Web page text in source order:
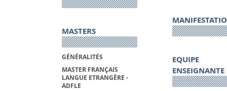
MASTERS
GÉNÉRALITÉS
MASTER FRANÇAIS
LANGUE ETRANGÈRE -
ADFLE
EQUIPE
ENSEIGNANTE